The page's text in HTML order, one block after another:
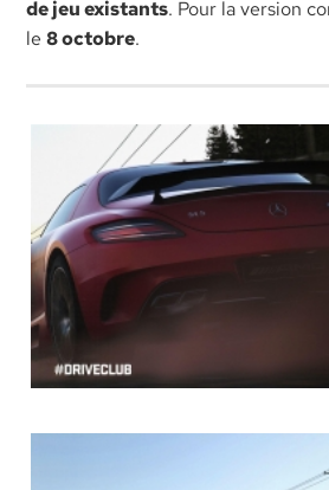
de jeu existants. Pour la version
le8 octobre.